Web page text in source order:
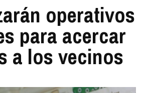
operativos
para acercar
a los vecinos